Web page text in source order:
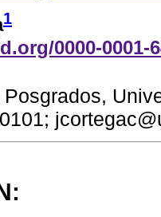
1
0000-0001-